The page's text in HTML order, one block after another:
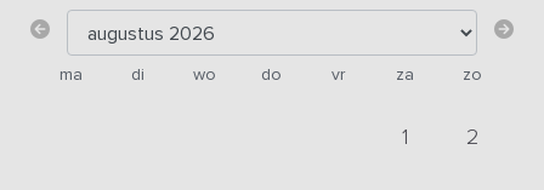
ma di wo do vr za zo
1 2